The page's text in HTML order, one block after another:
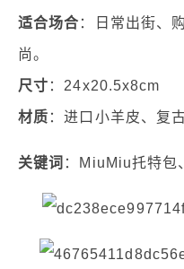
适合场合 ：日常出街、
尚。
尺寸 ：24x20.5x8cm
材质 ：进口小羊皮、复
关键词 ：MiuMiu托特包